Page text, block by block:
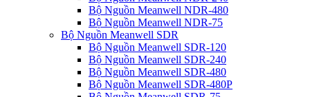
Bộ Nguồn Meanwell NDR-480
Bộ Nguồn Meanwell NDR-75
Bộ Nguồn Meanwell SDR
Bộ Nguồn Meanwell SDR-120
Bộ Nguồn Meanwell SDR-240
Bộ Nguồn Meanwell SDR-480
Bộ Nguồn Meanwell SDR-480P